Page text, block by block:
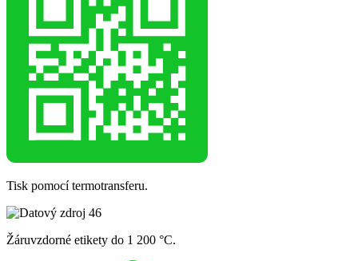
Tisk pomocí termotransferu.
Žáruvzdorné etikety do 1 200 °C.